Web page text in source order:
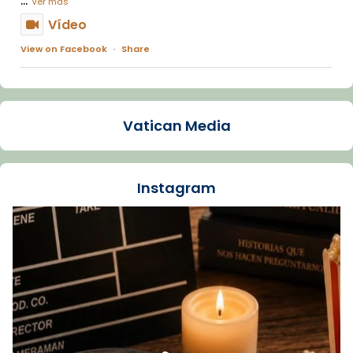
Vídeo
View on Facebook · Share
Arquebisbat de Barcelona
La Carmina va patir depressió. Fa gairebé
dos mesos, a l'Estadi Lluís Companys, la
Recupera l'entrevista comp
Vatican
tican News 👇
www.vaticannews.va/es/iglesia/news/2026-
07/carmina-historia-depresion-papa-viaje-
espana-testimoni...
Foto
Vatican Media
Instagram